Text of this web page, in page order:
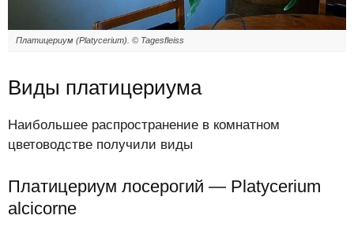
Платицериум (Platycerium). © Tagesfleiss
Виды платицериума
Наибольшее распространение в комнатном
цветоводстве получили виды
Платицериум лосерогий — Platycerium
alcicorne